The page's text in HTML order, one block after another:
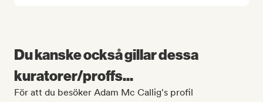
Du kanske också gillar dessa
kuratorer/proffs...
För att du besöker Adam Mc Callig's profil